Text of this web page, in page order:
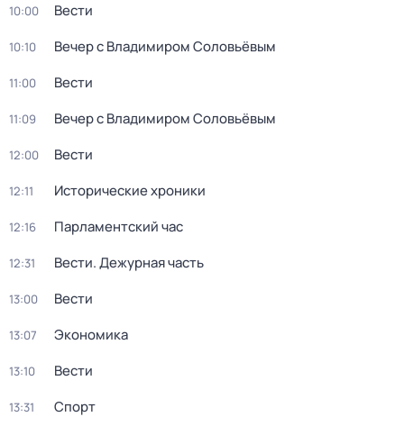
10:00 Вести
10:10 Вечер с Владимиром Соловьёвым
11:00 Вести
11:09 Вечер с Владимиром Соловьёвым
12:00 Вести
12:11 Исторические хроники
12:16 Парламентский час
12:31 Вести. Дежурная часть
13:00 Вести
13:07 Экономика
13:10 Вести
13:31 Спорт